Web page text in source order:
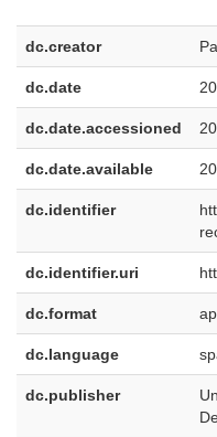
dc.creator
dc.date
dc.date.accessioned
dc.date.available
dc.identifier
dc.identifier.uri
dc.format
dc.language
dc.publisher